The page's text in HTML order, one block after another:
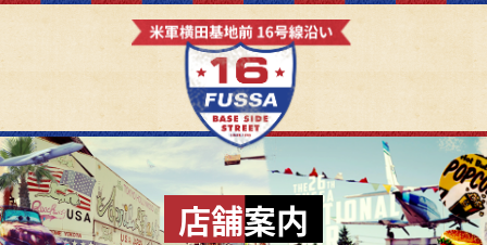
店舗案内